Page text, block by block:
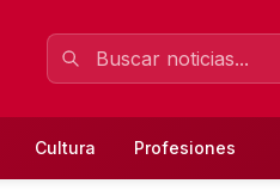
Cultura Profesiones